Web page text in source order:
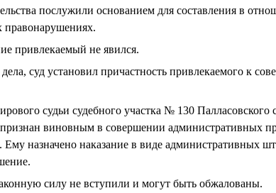
послужили основанием для составления в
правонарушениях.
привлекаемый не явился.
суд установил причастность привлекаемого к
судьи судебного участка № 130 Палласовского
виновным в совершении административных
назначено наказание в виде административных
силу не вступили и могут быть обжалованы.